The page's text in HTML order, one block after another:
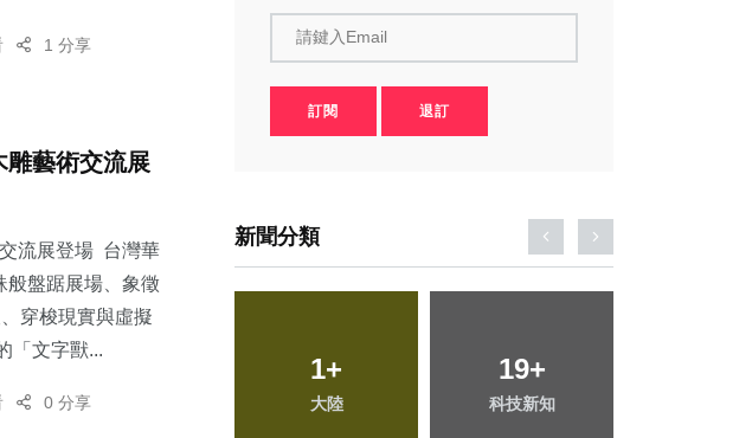
1 分享
雕藝術交流展
流展登場 台灣華
般盤踞展場、象徵
穿梭現實與虛擬
「文字獸...
0 分享
請鍵入Email
訂閱 退訂
新聞分類
64+
專欄
36+
宗教